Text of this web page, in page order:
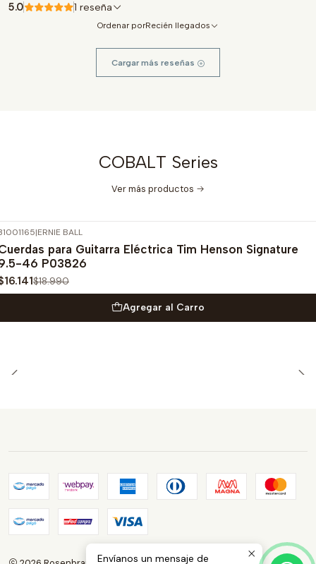
5.0 1 reseña
Ordenar porRecién llegados
Cargar más reseñas
COBALT Series
Ver más productos
OFF
|ERNIE BALL
para Guitarra Eléctrica Tim Henson Signature
46 P03826
$18.990
Agregar al Carro
Envíanos un mensaje de